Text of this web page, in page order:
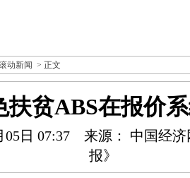
动新闻 > 正文
扶贫ABS在报价
05日 07:37
来源： 中国经
报》